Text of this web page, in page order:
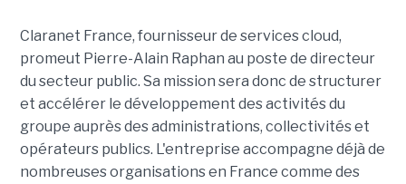
Claranet France, fournisseur de services cloud,
promeut Pierre-Alain Raphan au poste de directeur
du secteur public. Sa mission sera donc de structurer
et accélérer le développement des activités du
groupe auprès des administrations, collectivités et
opérateurs publics. L'entreprise accompagne déjà de
nombreuses organisations en France comme des